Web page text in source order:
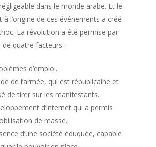
dans le monde arabe. Et le
à l’origine de ces événements a créé
La révolution a été permise par
de quatre facteurs :
d’emploi.
de l’armée, qui est républicaine et
de tirer sur les manifestants.
d’internet qui a permis
de masse.
d’une société éduquée, capable